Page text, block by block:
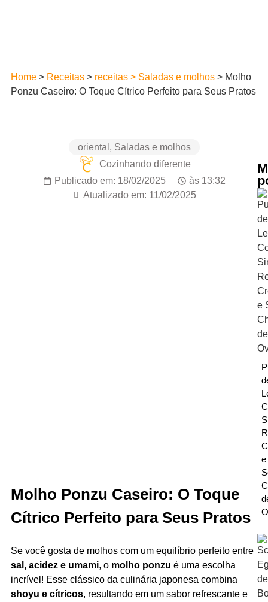
Home> Receitas> receitas > Saladas e molhos> Molho
Ponzu Caseiro: O Toque Cítrico Perfeito para Seus Pratos
oriental , Saladas e molhos
Cozinhando diferente
Publicado em: 18/02/2025 às 13:32
Atualizado em: 11/02/2025
Molho Ponzu Caseiro: O Toque
Cítrico Perfeito para Seus Pratos
Se você gosta de molhos com um equilíbrio perfeito entre
sal, acidez e umami, o molho ponzu é uma escolha
incrível! Esse clássico da culinária japonesa combina
shoyu e cítricos, resultando em um sabor refrescante e
e